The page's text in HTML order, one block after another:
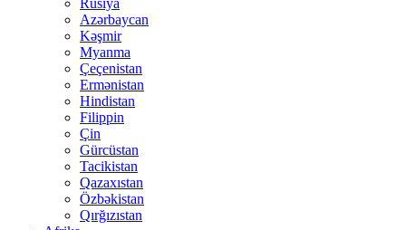
Rusiya
Azərbaycan
Kəşmir
Myanma
Çeçenistan
Ermənistan
Hindistan
Filippin
Çin
Gürcüstan
Tacikistan
Qazaxıstan
Özbəkistan
Qırğızıstan